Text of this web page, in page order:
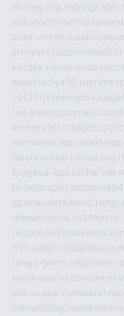
ecolog.org.ru
autodoctorservis.ru
avto-vozim.ru
stroyavt.ru
kvotka.ru iron-snab.ru
associaciya39.ru
cpt21.ru ispecspb.ru
tae-kwon.ru
archery161.ru
sarmiento.spb.su
iskatour.spb.ru
krygeva-spa.ru
hl-beta.spb.ru
epoha-metalband.ru
dieselvostok.ru
regsmi.rufilmnetwork.ru
h2o-salon.ru
tango-perm.rugooddir.ru
webkrasotki.com
ankou.spb.rualvesta1.ru
sakhatoday.ru